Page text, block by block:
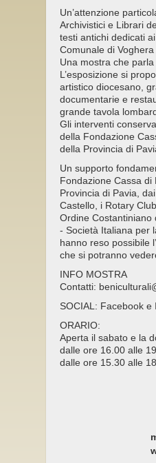
Un’attenzione
Archivistici e Librari
testi antichi dedicati
Comunale di
Una mostra che
L’esposizione si
artistico diocesano,
documentarie e
grande tavola
Gli interventi
della Fondazione
della Provincia di
Un supporto
Fondazione Cassa di
Provincia di Pavia,
Castello, i Rotary
Ordine Costantiniano
- Società Italiana per
hanno reso possibile
che si potranno
INFO MOSTRA
Contatti:
SOCIAL: Facebook
ORARIO:
Aperta il sabato e la
dalle ore 16.00 alle
dalle ore 15.30 alle